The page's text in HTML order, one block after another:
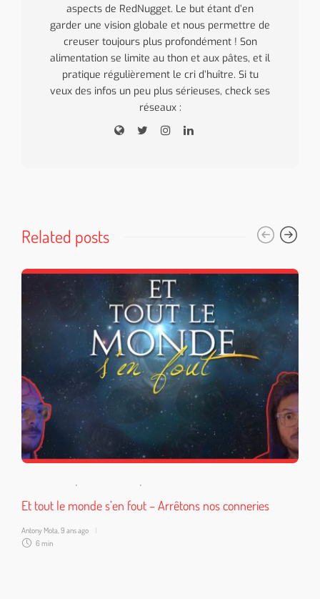
aspects de RedNugget. Le but étant d’en
garder une vision globale et nous permettre de
creuser toujours plus profondément ! Son
alimentation se limite au thon et aux pâtes, et il
pratique régulièrement le cri d’huître. Si tu
veux des infos un peu plus sérieuses, check ses
réseaux :
Related posts
Et tout le monde s’en fout – Arrêtons nos conneries
Antony Mota 9 ans ago
6 min